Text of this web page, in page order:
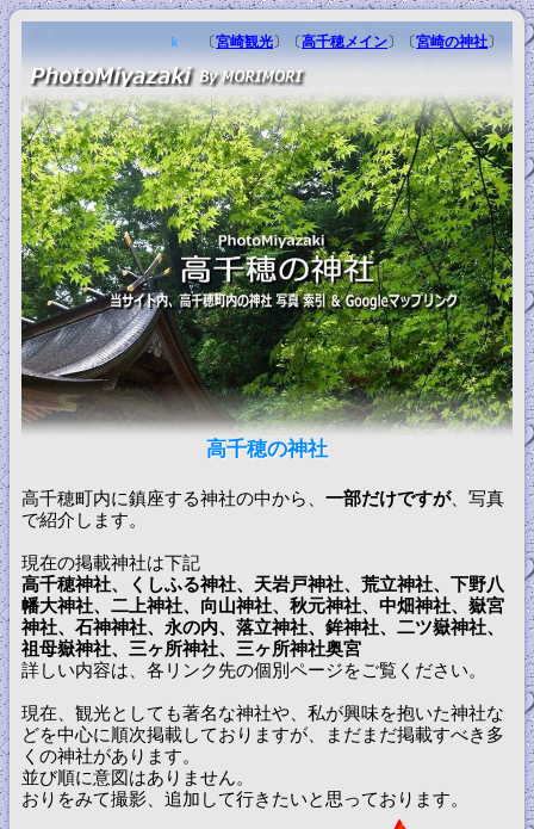
〔宮崎観光〕〔高千穂メイン〕〔宮崎の神社〕
高千穂の神社
高千穂町内に鎮座する神社の中から、 一部だけですが、写真
で紹介します。
現在の掲載神社は下記
高千穂神社、くしふる神社、天岩戸神社、荒立神社、下野八
幡大神社、二上神社、向山神社、秋元神社、中畑神社、嶽宮
神社、石神神社、永の内、落立神社、鉾神社、二ツ嶽神社、
祖母嶽神社、三ヶ所神社、三ヶ所神社奥宮
詳しい内容は、各リンク先の個別ページをご覧ください。
現在、観光としても著名な神社や、私が興味を抱いた神社な
どを中心に順次掲載しておりますが、まだまだ掲載すべき多
くの神社があります。
並び順に意図はありません。
おりをみて撮影、追加して行きたいと思っております。